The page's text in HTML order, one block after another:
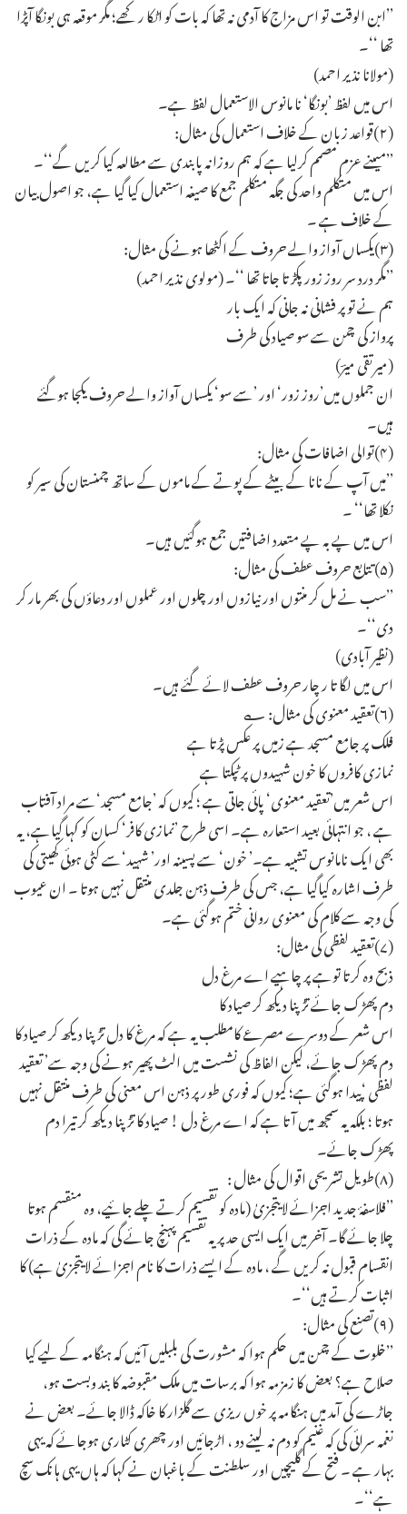
’’ابن الوقت تو اس مزاج کا آدمی نہ تھا کہ بات کو اٹکا رکھے؛ مگر موقعہ ہی بونگا آپڑا
تھا ‘‘۔
(مولانا نذیر احمد)
اس میں لفظ ’بونگا‘ نا مانوس الاستعمال لفظ ہے۔
(۲)قواعد زبان کے خلاف استعمال کی مثال:
’’میںنے عزم مصمم کرلیا ہے کہ ہم روزانہ پابندی سے مطالعہ کیا کریں گے‘‘۔
اس میں متکلم واحد کی جگہ متکلم جمع کا صیغہ استعمال کیا گیا ہے، جو اصول بیان
کے خلاف ہے ۔
(۳)یکساں آواز والے حروف کے اکٹھا ہونے کی مثال:
’’مگر درد سر روز زور پکڑ تا جاتا تھا ‘‘۔ (مولوی نذیر احمد)
ہم نے تو پر فشانی نہ جانی کہ ایک بار
پرواز کی چمن سے سو صیاد کی طرف
(میرتقی میرؔ)
ان جملوں میں’روز زور‘ اور ’سے سو‘ یکساں آواز والے حروف یکجا ہوگئے
ہیں۔
(۴)توالی اضافات کی مثال:
’’میں آپ کے نانا کے بیٹے کے پوتے کے ماموں کے ساتھ چمنستان کی سیر کو
نکلا تھا‘‘ ۔
اس میں پے بہ پے متعدد اضافتیں جمع ہوگئیں ہیں۔
(۵) تتابع حروف عطف کی مثال:
’’سب نے مل کر منتوں اور نیازوں اور چلوں اور عملوں اور دعاؤں کی بھر مار کر
دی‘‘۔
(نظیر آبادی)
اس میں لگا تا ر چار حروف عطف لائے گئے ہیں۔
(۶)تعقید معنوی کی مثال: ؎
فلک پر جامع مسجد ہے زمیں پر عکس پڑتا ہے
نمازی کافروں کا خون شہیدوں پر ٹپکتا ہے
اس شعر میں’تعقید معنوی‘ پائی جاتی ہے ؛ کیوں کہ ’جامع مسجد‘سے مراد آفتاب
ہے ، جو انتہائی بعید استعارہ ہے۔ اسی طرح ’نمازی کافر‘ کسان کو کہا گیاہے، یہ
بھی ایک نامانوس تشبیہ ہے۔’ خون‘ سے پسینہ اور’ شہید‘سے کٹی ہوئی کھیتی کی
طرف اشارہ کیاگیا ہے، جس کی طرف ذہن جلدی منتقل نہیں ہوتا ۔ ان عیوب
کی وجہ سے کلام کی معنوی روانی ختم ہوگئی ہے۔
(۷)تعقید لفظی کی مثال:
ذبح وہ کرتا توہے پر چاہیے اے مرغ دل
دم پھڑک جائے تڑپنا دیکھ کر صیاد کا
اس شعر کے دوسرے مصرعے کامطلب یہ ہے کہ مرغ کا دل تڑپنا دیکھ کر صیاد کا
دم پھڑک جائے، لیکن الفاظ کی نشست میں الٹ پھیر ہونے کی وجہ سے’ تعقید
لفظی ‘پیدا ہوگئی ہے؛ کیوں کہ فوری طور پر ذہن اس معنی کی طرف منتقل نہیں
ہوتا ؛ بلکہ یہ سمجھ میں آتا ہے کہ اے مرغ دل ! صیاد کا تڑپنا دیکھ کر تیرا دم
پھڑک جائے۔
(۸)طویل تشریحی اقوال کی مثال :
’’فلاسفۂ جدید اجزائے لایتجزیٰ (مادہ کو تقسیم کرتے چلے جائیے، وہ منقسم ہوتا
چلا جائے گا۔ آخر میں ایک ایسی حد پر یہ تقسیم پہنچ جائے گی کہ مادہ کے ذرات
انقسام قبول نہ کریں گے ، مادہ کے ایسے ذرات کا نام اجزائے لایتجزیٰ ہے) کا
اثبات کرتے ہیں‘‘۔
(۹)تصنع کی مثال:
’’خلوت کے چمن میں حکم ہوا کہ مشورت کی بلبلیں آئیں کہ ہنگامہ کے لیے کیا
صلاح ہے؟ بعض کا زمزمہ ہوا کہ برسات میں ملک مقبوضہ کا بند وبست ہو،
جاڑے کی آمد میں ہنگامہ پر خوں ریزی سے گلزار کا خاکہ ڈالا جائے۔ بعض نے
نغمہ سرائی کی کہ غنیم کو دم نہ لینے دو ، اڑجائیں اور چھری کٹاری ہوجائے کہ یہی
بہار ہے ۔ فتح کے گلیچیں اور سلطنت کے باغبان نے کہا کہ ہاں یہی ہانک سچ
ہے‘‘۔